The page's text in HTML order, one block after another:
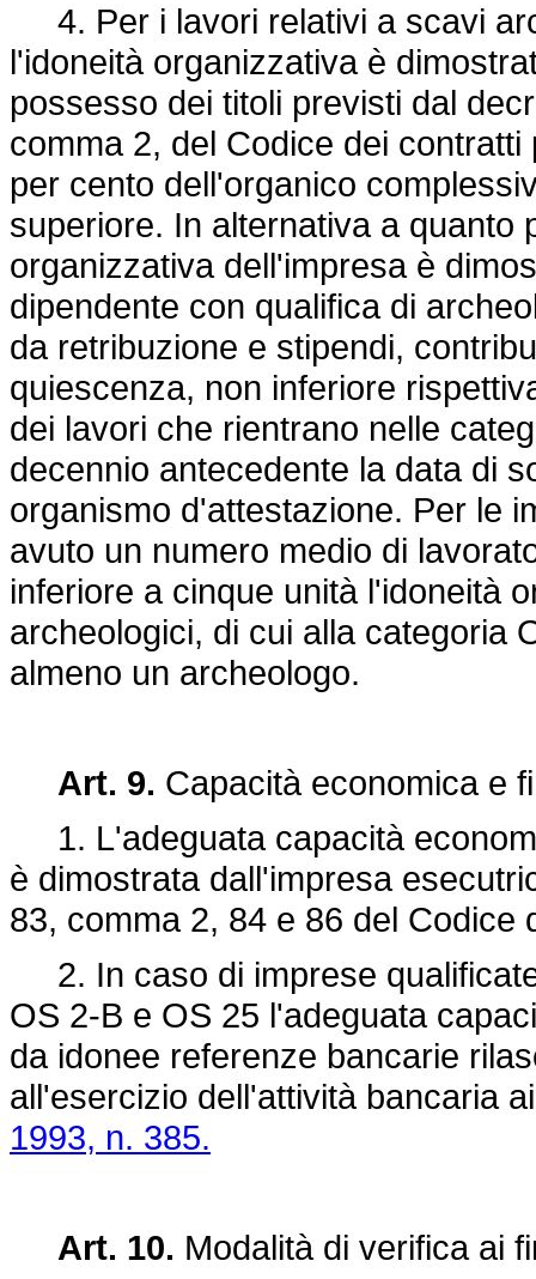
4. Per i lavori relativi a scavi
l'idoneità organizzativa è
possesso dei titoli previsti dal
comma 2, del Codice dei
per cento dell'organico
superiore. In alternativa a quanto
organizzativa dell'impresa è
dipendente con qualifica di
da retribuzione e stipendi,
quiescenza, non inferiore
dei lavori che rientrano nelle
decennio antecedente la data di
organismo d'attestazione. Per le
avuto un numero medio di
inferiore a cinque unità l'idoneità
archeologici, di cui alla categoria
almeno un archeologo.
Art. 9. Capacità economica e
1. L'adeguata capacità
è dimostrata dall'impresa
83, comma 2, 84 e 86 del Codice
2. In caso di imprese
OS 2-B e OS 25 l'adeguata
da idonee referenze bancarie
all'esercizio dell'attività bancaria
1993, n. 385.
Art. 10. Modalità di verifica ai